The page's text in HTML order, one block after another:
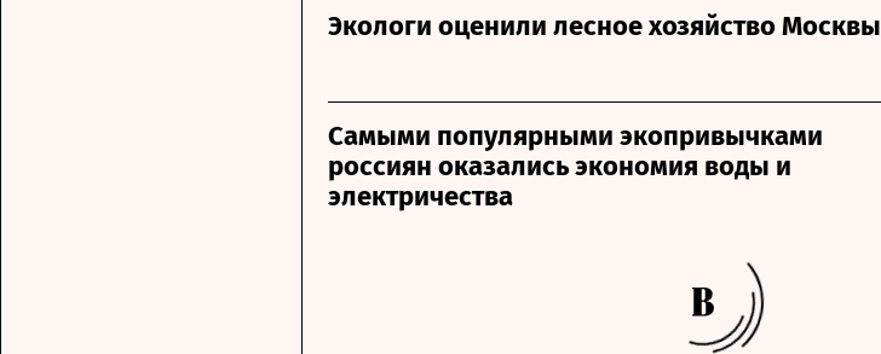
Экологи оценили лесное хозяйство Москвы
Самыми популярными экопривычками
россиян оказались экономия воды и
электричества